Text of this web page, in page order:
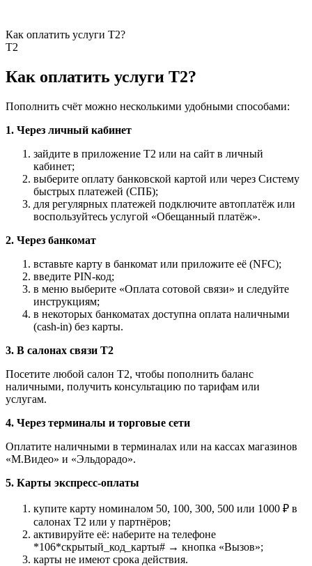
Как оплатить услуги T2?
Т2
Как оплатить услуги T2?
Пополнить счёт можно несколькими удобными способами:
1. Через личный кабинет
зайдите в приложение T2 или на сайт в личный
кабинет;
выберите оплату банковской картой или через Систему
быстрых платежей (СПБ);
для регулярных платежей подключите автоплатёж или
воспользуйтесь услугой «Обещанный платёж».
2. Через банкомат
вставьте карту в банкомат или приложите её (NFC);
введите PIN-код;
в меню выберите «Оплата сотовой связи» и следуйте
инструкциям;
в некоторых банкоматах доступна оплата наличными
(cash-in) без карты.
3. В салонах связи T2
Посетите любой салон T2, чтобы пополнить баланс
наличными, получить консультацию по тарифам или
услугам.
4. Через терминалы и торговые сети
Оплатите наличными в терминалах или на кассах магазинов
«М.Видео» и «Эльдорадо».
5. Карты экспресс-оплаты
купите карту номиналом 50, 100, 300, 500 или 1000 ₽ в
салонах T2 или у партнёров;
активируйте её: наберите на телефоне
*106*скрытый_код_карты# → кнопка «Вызов»;
карты не имеют срока действия.